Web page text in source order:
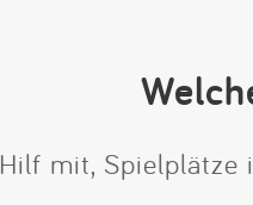
Hilf mit, Spielplätze